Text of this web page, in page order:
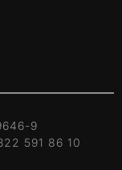
9
591 86 10